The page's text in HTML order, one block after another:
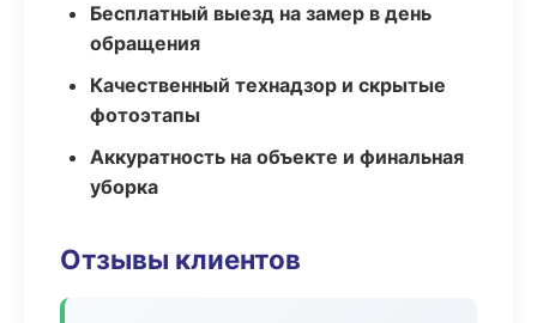
Бесплатный выезд на замер в день
обращения
Качественный технадзор и скрытые
фотоэтапы
Аккуратность на объекте и финальная
уборка
Отзывы клиентов